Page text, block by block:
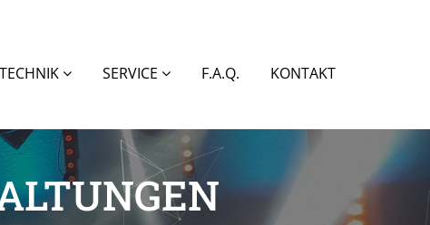
SERVICE F.A.Q. KONTAKT